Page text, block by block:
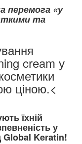
перемога «у
та
cream у
ціною.<
їхній
у
Global Keratin!